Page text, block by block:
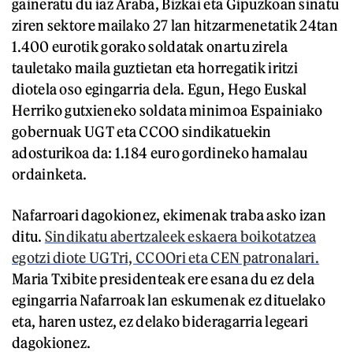
gaineratu du iaz Araba, Bizkai eta Gipuzkoan sinatu
ziren sektore mailako 27 lan hitzarmenetatik 24tan
1.400 eurotik gorako soldatak onartu zirela
tauletako maila guztietan eta horregatik iritzi
diotela oso egingarria dela. Egun, Hego Euskal
Herriko gutxieneko soldata minimoa Espainiako
gobernuak UGT eta CCOO sindikatuekin
adosturikoa da: 1.184 euro gordineko hamalau
ordainketa.
Nafarroari dagokionez, ekimenak traba asko izan
ditu. Sindikatu abertzaleek eskaera boikotatzea
egotzi diote UGTri, CCOOri eta CEN patronalari.
Maria Txibite presidenteak ere esana du ez dela
egingarria Nafarroak lan eskumenak ez dituelako
eta, haren ustez, ez delako bideragarria legeari
dagokionez.